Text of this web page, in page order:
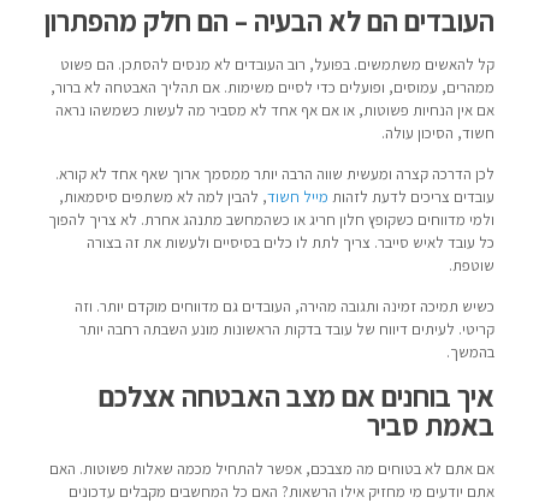
העובדים הם לא הבעיה – הם חלק מהפתרון
קל להאשים משתמשים. בפועל, רוב העובדים לא מנסים להסתכן. הם פשוט
ממהרים, עמוסים, ופועלים כדי לסיים משימות. אם תהליך האבטחה לא ברור,
אם אין הנחיות פשוטות, או אם אף אחד לא מסביר מה לעשות כשמשהו נראה
חשוד, הסיכון עולה.
לכן הדרכה קצרה ומעשית שווה הרבה יותר ממסמך ארוך שאף אחד לא קורא.
עובדים צריכים לדעת לזהות מייל חשוד, להבין למה לא משתפים סיסמאות,
ולמי מדווחים כשקופץ חלון חריג או כשהמחשב מתנהג אחרת. לא צריך להפוך
כל עובד לאיש סייבר. צריך לתת לו כלים בסיסיים ולעשות את זה בצורה
שוטפת.
כשיש תמיכה זמינה ותגובה מהירה, העובדים גם מדווחים מוקדם יותר. וזה
קריטי. לעיתים דיווח של עובד בדקות הראשונות מונע השבתה רחבה יותר
בהמשך.
איך בוחנים אם מצב האבטחה אצלכם
באמת סביר
אם אתם לא בטוחים מה מצבכם, אפשר להתחיל מכמה שאלות פשוטות. האם
אתם יודעים מי מחזיק אילו הרשאות? האם כל המחשבים מקבלים עדכונים